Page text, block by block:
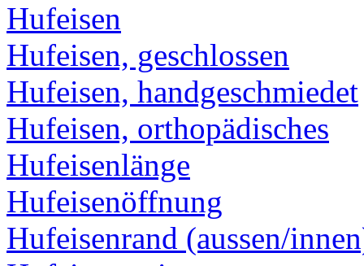
Hufeisen
Hufeisen, geschlossen
Hufeisen, handgeschmiedet
Hufeisen, orthopädisches
Hufeisenlänge
Hufeisenöffnung
Hufeisenrand (aussen/